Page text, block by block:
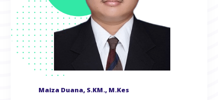
Maiza Duana, S.KM., M.Kes